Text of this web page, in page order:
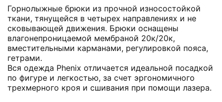
Горнолыжные брюки из прочной износостойкой
ткани, тянущейся в четырех направлениях и не
сковывающей движения. Брюки оснащены
влагонепроницаемой мембраной 20к/20к,
вместительными карманами, регулировкой пояса,
гетрами.
Вся одежда Phenix отличается идеальной посадкой
по фигуре и легкостью, за счет эргономичного
трехмерного кроя и сшивания при помощи лазера.